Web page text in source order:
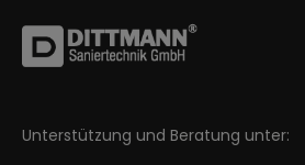
Unterstützung und Beratung unter: